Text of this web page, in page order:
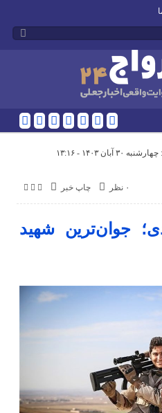
آبان ۱۴۰۳ - ۱۳:۱۶
چاپ خبر ۰ نظر
جوان‌ترین شهید